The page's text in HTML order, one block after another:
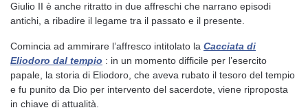
Giulio II è anche ritratto in due affreschi che narrano episodi
antichi, a ribadire il legame tra il passato e il presente.
Comincia ad ammirare l’affresco intitolato la Cacciata di
Eliodoro dal tempio : in un momento difficile per l’esercito
papale, la storia di Eliodoro, che aveva rubato il tesoro del tempio
e fu punito da Dio per intervento del sacerdote, viene riproposta
in chiave di attualità.